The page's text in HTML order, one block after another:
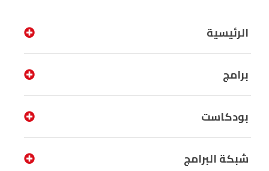
الرئيسية
برامج
بودكاست
شبكة البرامج